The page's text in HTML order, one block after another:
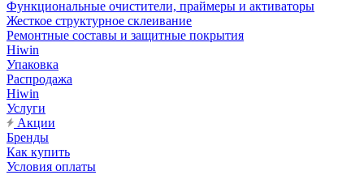
Функциональные очистители, праймеры и активаторы
Жесткое структурное склеивание
Ремонтные составы и защитные покрытия
Hiwin
Упаковка
Распродажа
Hiwin
Услуги
Акции
Бренды
Как купить
Условия оплаты